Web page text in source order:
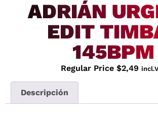
ADRIÁN
EDIT
145BPM
Regular Price $2,49
Descripción